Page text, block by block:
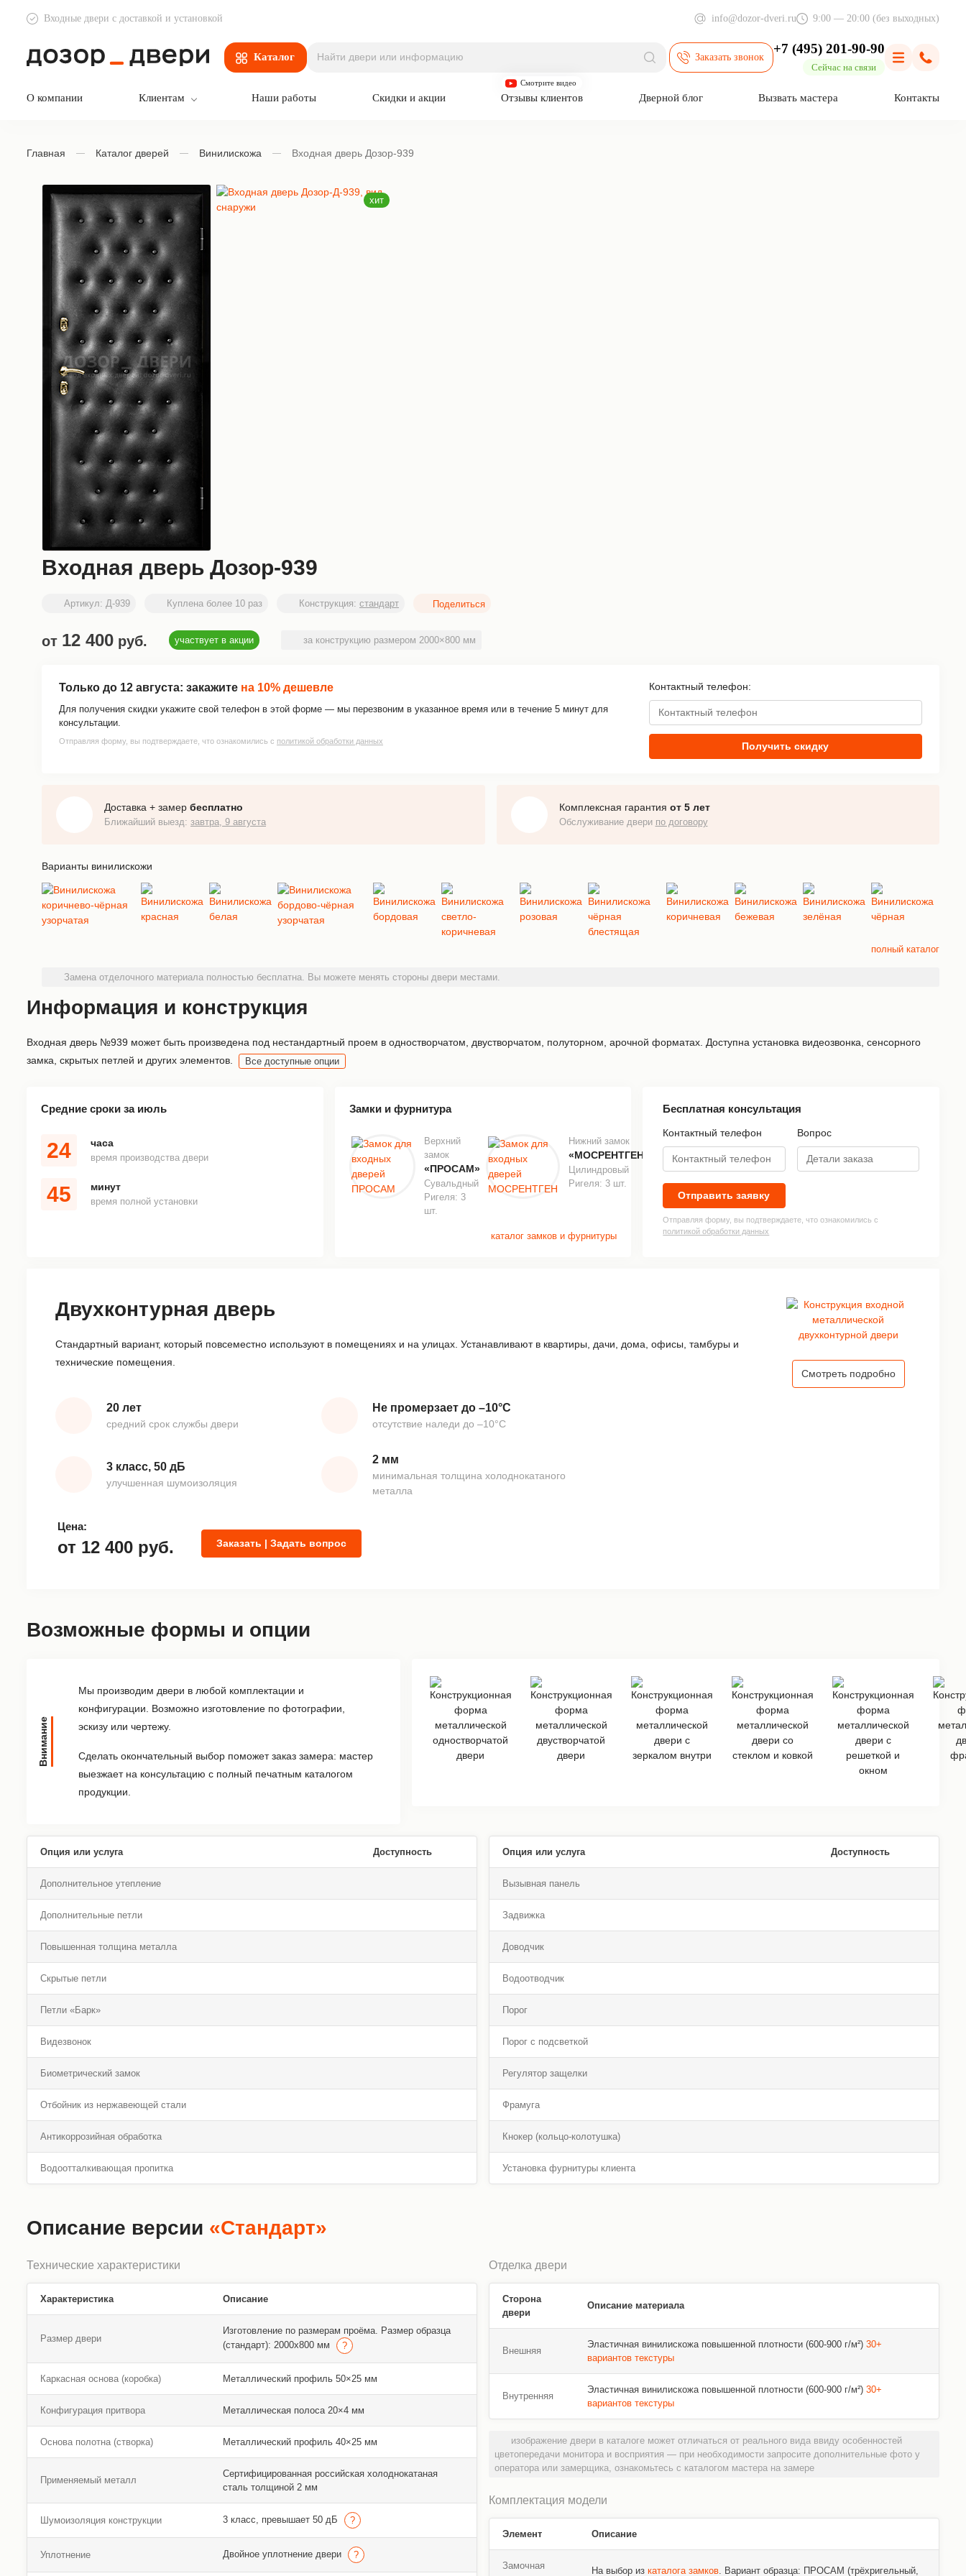
Дозор Двери
Каталог
Поиск
Заказать звонок
+7 (495) 201-90-90
Сейчас на связи Меню
Входные двери с доставкой и установкой info@dozor-dveri.ru 9:00 — 20:00 (без выходных)
О компании Клиентам Наши работы Скидки и акции Отзывы клиентов
Смотрите видео
Дверной блог Вызвать мастера Контакты
Главная Каталог дверей Винилискожа Входная дверь Дозор-939
Входная дверь Дозор-939
Артикул: Д-939 Куплена более 10 раз Конструкция: стандарт
от 12 400 руб. участвует в акции за конструкцию размером 2000×800 мм
Только до 12 августа: закажите на 10% дешевле
Для получения скидки укажите свой телефон в этой форме — мы перезвоним в указанное время или в течение 5 минут для
консультации.
Отправляя форму, вы подтверждаете, что ознакомились с политикой обработки данных
Контактный телефон:
Получить скидку
Доставка + замер бесплатно
Ближайший выезд: завтра, 9 августа
Комплексная гарантия от 5 лет
Обслуживание двери по договору
Варианты винилискожи
полный каталог
Замена отделочного материала полностью бесплатна. Вы можете менять стороны двери местами.
Информация и конструкция
Входная дверь №939 может быть произведена под нестандартный проем в одностворчатом, двустворчатом, полуторном, арочной форматах. Доступна установка видеозвонка, сенсорного
замка, скрытых петлей и других элементов.
Все доступные опции
Средние сроки за июль
24 часа
время производства двери
45 минут
время полной установки
Замки и фурнитура
Верхний
замок
«ПРОСАМ»
Сувальдный
Ригеля: 3
шт.
Нижний замок
«МОСРЕНТГЕН»
Цилиндровый
Ригеля: 3 шт.
каталог замков и фурнитуры
Бесплатная консультация
Контактный телефон Вопрос
Отправить заявку
Отправляя форму, вы подтверждаете, что ознакомились с
политикой обработки данных
Двухконтурная дверь
Стандартный вариант, который повсеместно используют в помещениях и на улицах. Устанавливают в квартиры, дачи, дома, офисы, тамбуры и
технические помещения.
20 лет
средний срок службы двери
Не промерзает до –10°С
отсутствие наледи до –10°С
3 класс, 50 дБ
улучшенная шумоизоляция
2 мм
минимальная толщина холоднокатаного
металла
Цена:
от 12 400 руб. Заказать | Задать вопрос
Смотреть подробно
Возможные формы и опции
Внимание
Мы производим двери в любой комплектации и
конфигурации. Возможно изготовление по фотографии,
эскизу или чертежу.
Сделать окончательный выбор поможет заказ замера: мастер
выезжает на консультацию с полный печатным каталогом
продукции.
Опция или услуга Доступность
Дополнительное утепление
Дополнительные петли
Повышенная толщина металла
Скрытые петли
Петли «Барк»
Видезвонок
Биометрический замок
Отбойник из нержавеющей стали
Антикоррозийная обработка
Водоотталкивающая пропитка
Опция или услуга Доступность
Вызывная панель
Задвижка
Доводчик
Водоотводчик
Порог
Порог с подсветкой
Регулятор защелки
Фрамуга
Кнокер (кольцо-колотушка)
Установка фурнитуры клиента
Описание версии «Стандарт»
Технические характеристики
Характеристика Описание
Размер двери
Изготовление по размерам проёма. Размер образца
(стандарт): 2000х800 мм
Каркасная основа (коробка) Металлический профиль 50×25 мм
Конфигурация притвора Металлическая полоса 20×4 мм
Основа полотна (створка) Металлический профиль 40×25 мм
Применяемый металл
Сертифицированная российская холоднокатаная
сталь толщиной 2 мм
Шумоизоляция конструкции 3 класс, превышает 50 дБ
Уплотнение Двойное уплотнение двери
Отделка двери
Сторона
двери
Описание материала
Внешняя
Эластичная винилискожа повышенной плотности (600-900 г/м²) 30+
вариантов текстуры
Внутренняя
Эластичная винилискожа повышенной плотности (600-900 г/м²) 30+
вариантов текстуры
изображение двери в каталоге может отличаться от реального вида ввиду особенностей
цветопередачи монитора и восприятия — при необходимости запросите дополнительные фото у
оператора или замерщика, ознакомьтесь с каталогом мастера на замере
Комплектация модели
Элемент Описание
Замочная
На выбор из каталога замков. Вариант образца: ПРОСАМ (трёхригельный,